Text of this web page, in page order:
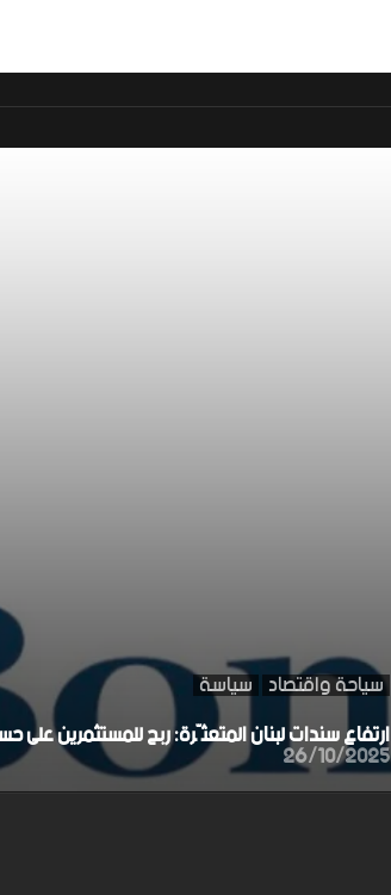
سياحة واقتصاد سياسة
ارتفاع سندات لبنان المتعثّرة: ربح للمستثمرين
26/10/2025